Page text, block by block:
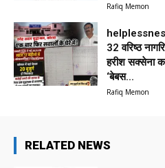
Rafiq Memon
32 वरिष्ठ
हरीश सक्सेना
‘बेबस...
Rafiq Memon
RELATED NEWS